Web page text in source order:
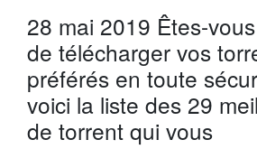
28 mai 2019 Êtes-
de télécharger vos
préférés en toute
voici la liste des 29
de torrent qui vous